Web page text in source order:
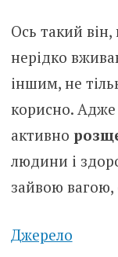
Ось такий
нерідко
іншим, не
корисно. Адже
активно
людини і
зайвою вагою,
Джерело